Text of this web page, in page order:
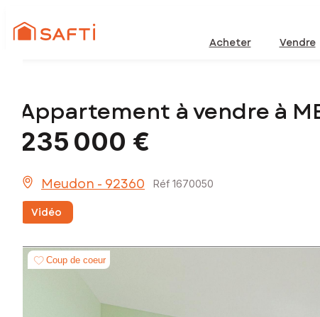
Acheter Vendre
Appartement à vendre à
235 000 €
Meudon - 92360 Réf 1670050
Vidéo
Coup de coeur